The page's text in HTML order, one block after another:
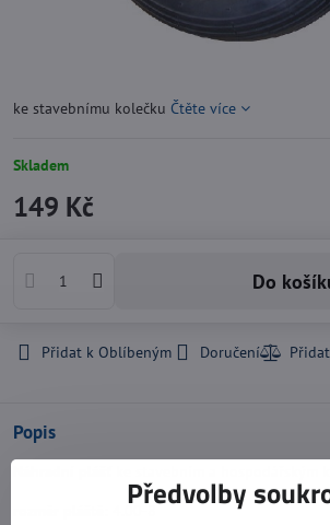
ke stavebnímu kolečku Čtěte více
Skladem
149 Kč
Do
Přidat k Oblíbeným Doručení
Popis
Předvolby